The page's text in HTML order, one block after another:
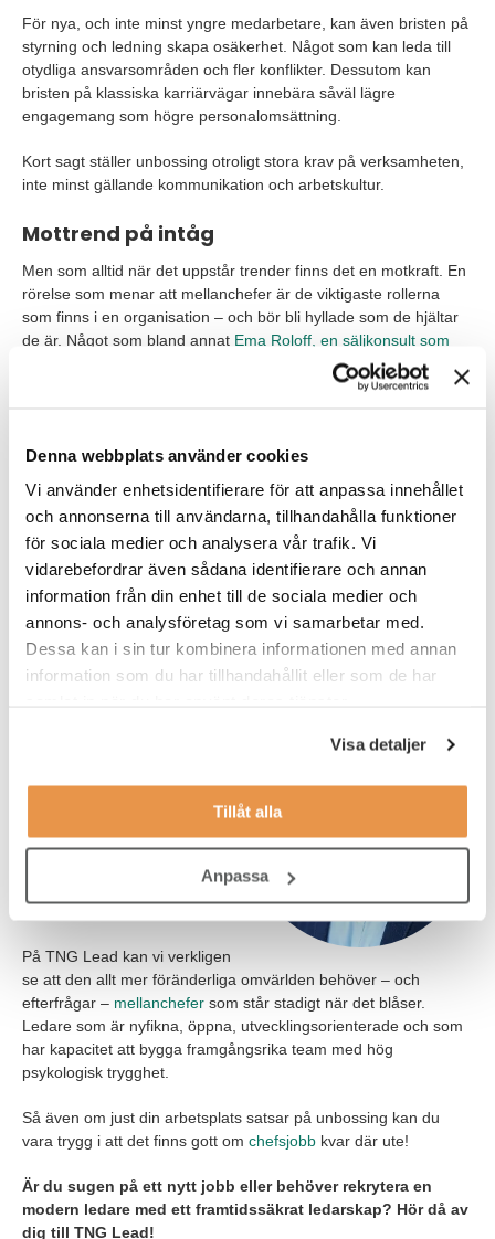
Denna webbplats använder cookies
Vi använder enhetsidentifierare för att anpassa innehållet
och annonserna till användarna, tillhandahålla funktioner
för sociala medier och analysera vår trafik. Vi
vidarebefordrar även sådana identifierare och annan
information från din enhet till de sociala medier och
annons- och analysföretag som vi samarbetar med.
Dessa kan i sin tur kombinera informationen med annan
information som du har tillhandahållit eller som de har
Visa detaljer
Tillåt alla
Anpassa
För nya, och inte minst yngre medarbetare, kan även bristen på
styrning och ledning skapa osäkerhet. Något som kan leda till
otydliga ansvarsområden och fler konflikter. Dessutom kan
bristen på klassiska karriärvägar innebära såväl lägre
engagemang som högre personalomsättning.
Kort sagt ställer unbossing otroligt stora krav på verksamheten,
inte minst gällande kommunikation och arbetskultur.
Mottrend på intåg
Men som alltid när det uppstår trender finns det en motkraft. En
rörelse som menar att mellanchefer är de viktigaste rollerna
som finns i en organisation – och bör bli hyllade som de hjältar
de är. Något som bland annat Ema Roloff, en säljkonsult som
går under namnet transformationprincess, lyfter i en video på
dels är specialister på mellanmänskliga relationer och därmed
omställning som sker runt om i världen just nu. Att de är exakt
det stöd som medarbetare behöver för att känna trygghet.
Särskilt när AI blir utrullat på bred front och tempot accelererar.
Med andra ord är mellanchefen viktigare än någonsin och att
unbossing därmed är en kontraproduktiv idé som kommer att
hämma innovation och lönsamhet.
Mellanchef? Så behåller du jobbet
annalkande hot. Men kom då
ihåg att de flesta ändå ser att
På TNG Lead kan vi verkligen
se att den allt mer föränderliga omvärlden behöver – och
efterfrågar – mellanchefer som står stadigt när det blåser.
Ledare som är nyfikna, öppna, utvecklingsorienterade och som
har kapacitet att bygga framgångsrika team med hög
psykologisk trygghet.
Så även om just din arbetsplats satsar på unbossing kan du
vara trygg i att det finns gott om chefsjobb kvar där ute!
Är du sugen på ett nytt jobb eller behöver rekrytera en
modern ledare med ett framtidssäkrat ledarskap? Hör då av
dig till TNG Lead!